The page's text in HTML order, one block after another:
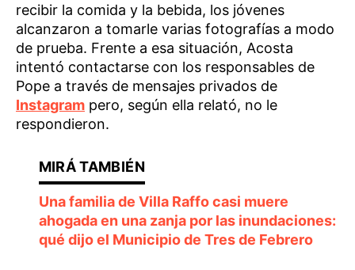
recibir la comida y la bebida, los jóvenes
alcanzaron a tomarle varias fotografías a modo
de prueba. Frente a esa situación, Acosta
intentó contactarse con los responsables de
Pope a través de mensajes privados de
Instagram pero, según ella relató, no le
respondieron.
Una familia de Villa Raffo casi muere
ahogada en una zanja por las inundaciones:
qué dijo el Municipio de Tres de Febrero